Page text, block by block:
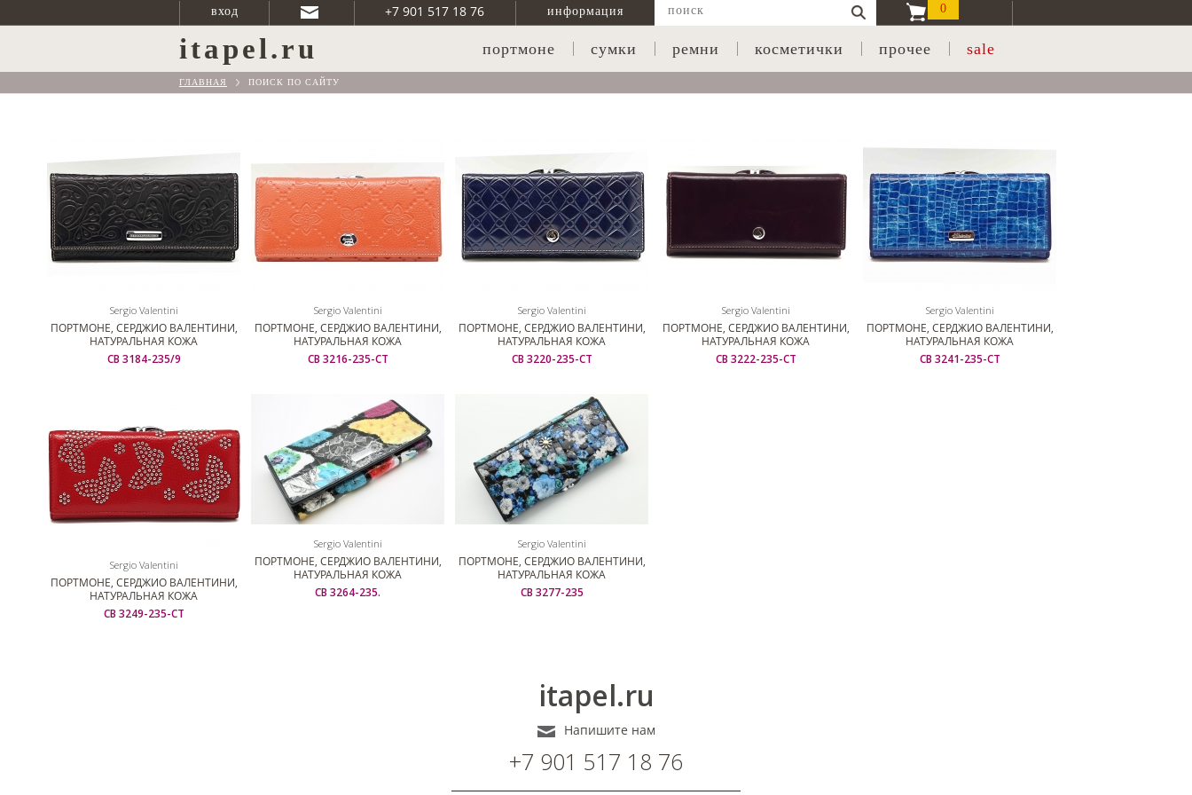
вход +7 901 517 18 76 информация 0
itapel.ru портмоне сумки ремни косметички прочее sale
ГЛАВНАЯ ПОИСК ПО САЙТУ
Sergio Valentini
ПОРТМОНЕ, СЕРДЖИО ВАЛЕНТИНИ,
НАТУРАЛЬНАЯ КОЖА
СВ 3184-235/9
Sergio Valentini
ПОРТМОНЕ, СЕРДЖИО ВАЛЕНТИНИ,
НАТУРАЛЬНАЯ КОЖА
СВ 3216-235-СТ
Sergio Valentini
ПОРТМОНЕ, СЕРДЖИО ВАЛЕНТИНИ,
НАТУРАЛЬНАЯ КОЖА
СВ 3220-235-СТ
Sergio Valentini
ПОРТМОНЕ, СЕРДЖИО ВАЛЕНТИНИ,
НАТУРАЛЬНАЯ КОЖА
СВ 3222-235-СТ
Sergio Valentini
ПОРТМОНЕ, СЕРДЖИО ВАЛЕНТИНИ,
НАТУРАЛЬНАЯ КОЖА
СВ 3241-235-СТ
Sergio Valentini
ПОРТМОНЕ, СЕРДЖИО ВАЛЕНТИНИ,
НАТУРАЛЬНАЯ КОЖА
СВ 3249-235-СТ
Sergio Valentini
ПОРТМОНЕ, СЕРДЖИО ВАЛЕНТИНИ,
НАТУРАЛЬНАЯ КОЖА
СВ 3264-235.
Sergio Valentini
ПОРТМОНЕ, СЕРДЖИО ВАЛЕНТИНИ,
НАТУРАЛЬНАЯ КОЖА
СВ 3277-235
itapel.ru
Напишите нам
+7 901 517 18 76